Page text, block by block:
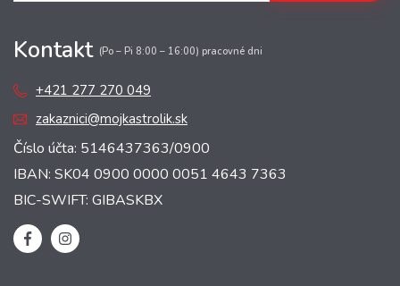
Kontakt (Po – Pi 8:00 – 16:00) pracovné dni
+421 277 270 049
zakaznici@mojkastrolik.sk
Číslo účta: 5146437363/0900
IBAN: SK04 0900 0000 0051 4643 7363
BIC-SWIFT: GIBASKBX